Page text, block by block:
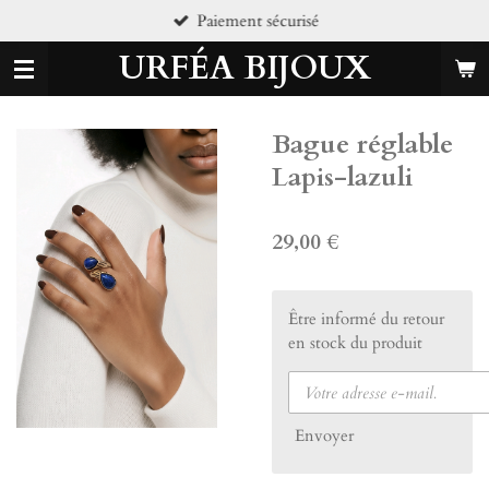
au
contenu
principal
URFÉA BIJOUX
Paiement sécurisé
Bague réglable
Lapis-lazuli
29,00 €
Être informé du retour
en stock du produit
Envoyer